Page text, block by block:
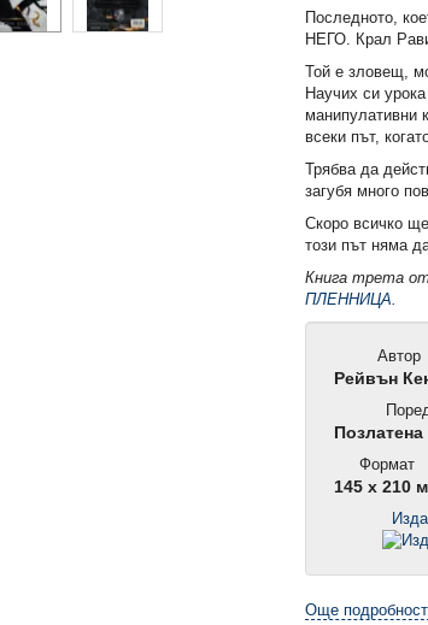
Последното,
НЕГО. Крал
Той е зловещ,
Научих си
манипулативни
всеки път,
Трябва да
загубя много
Скоро всичко
този път няма
Книга трета
ПЛЕННИЦА.
Автор
Рейвън
Формат
145 x 210
Още